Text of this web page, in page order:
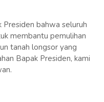
Presiden bahwa seluruh
membantu pemulihan
tanah longsor yang
Bapak Presiden, kami